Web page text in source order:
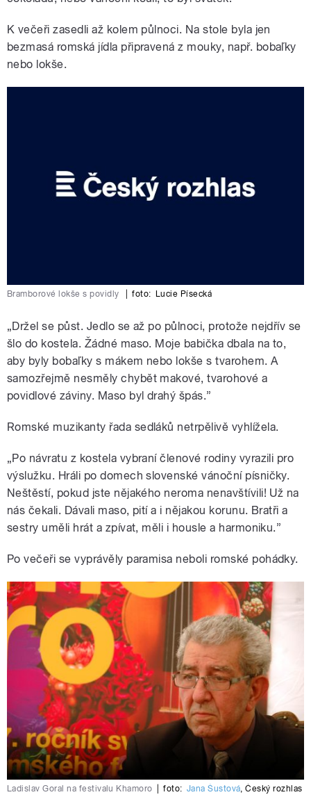
K večeři zasedli až kolem půlnoci. Na stole byla jen
bezmasá romská jídla připravená z mouky, např. bobaľky
nebo lokše.
Bramborové lokše s povidly foto: Lucie Písecká
„Držel se půst. Jedlo se až po půlnoci, protože nejdřív se
šlo do kostela. Žádné maso. Moje babička dbala na to,
aby byly bobaľky s mákem nebo lokše s tvarohem. A
samozřejmě nesměly chybět makové, tvarohové a
povidlové záviny. Maso byl drahý špás.”
Romské muzikanty řada sedláků netrpělivě vyhlížela.
„Po návratu z kostela vybraní členové rodiny vyrazili pro
výslužku. Hráli po domech slovenské vánoční písničky.
Neštěstí, pokud jste nějakého neroma nenavštívili! Už na
nás čekali. Dávali maso, pití a i nějakou korunu. Bratři a
sestry uměli hrát a zpívat, měli i housle a harmoniku.”
Po večeři se vyprávěly paramisa neboli romské pohádky.
Ladislav Goral na festivalu Khamoro foto: Jana Šustová ,Český rozhlas